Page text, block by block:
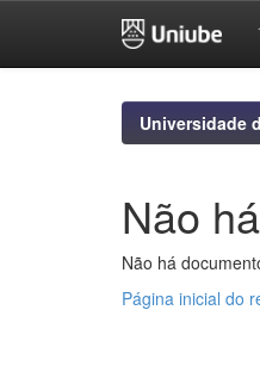
Universidade
Não
Não há
Página inicial do